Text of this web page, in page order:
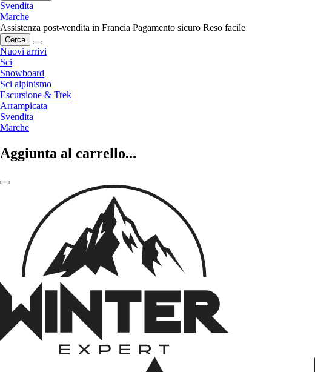
Svendita
Marche
Assistenza post-vendita in Francia Pagamento sicuro Reso facile
Cerca
Nuovi arrivi
Sci
Snowboard
Sci alpinismo
Escursione & Trek
Arrampicata
Svendita
Marche
Aggiunta al carrello...